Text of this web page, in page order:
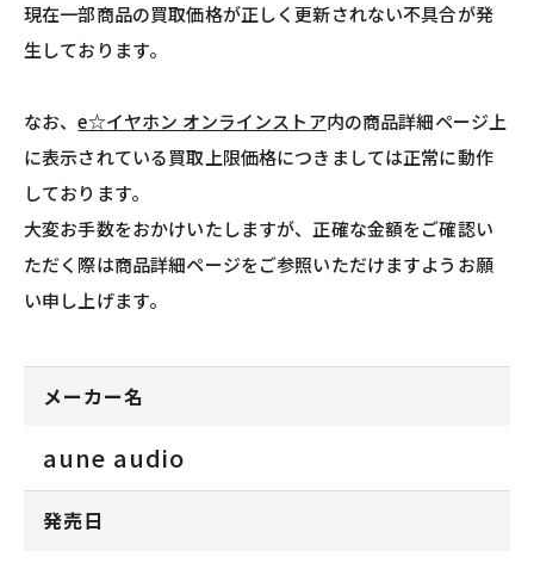
現在一部商品の買取価格が正しく更新されない不具合が発
生しております。
なお、e☆イヤホン オンラインストア内の商品詳細ページ上
に表示されている買取上限価格につきましては正常に動作
しております。
大変お手数をおかけいたしますが、正確な金額をご確認い
ただく際は商品詳細ページをご参照いただけますようお願
い申し上げます。
メーカー名
aune audio
発売日